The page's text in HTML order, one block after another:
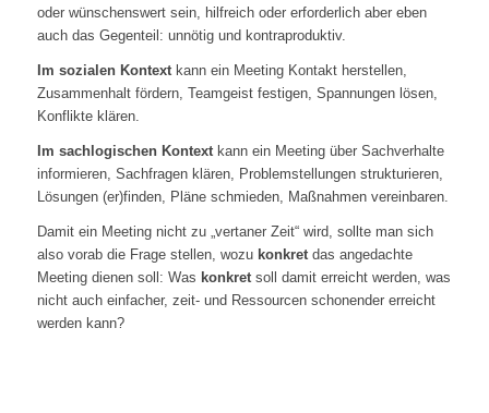
oder wünschenswert sein, hilfreich oder erforderlich aber eben
auch das Gegenteil: unnötig und kontraproduktiv.
Im sozialen Kontextkann ein Meeting Kontakt herstellen,
Zusammenhalt fördern, Teamgeist festigen, Spannungen lösen,
Konflikte klären.
Im sachlogischen Kontextkann ein Meeting über Sachverhalte
informieren, Sachfragen klären, Problemstellungen strukturieren,
Lösungen (er)finden, Pläne schmieden, Maßnahmen vereinbaren.
Damit ein Meeting nicht zu „vertaner Zeit“ wird, sollte man sich
also vorab die Frage stellen, wozu konkretdas angedachte
Meeting dienen soll: Was konkretsoll damit erreicht werden, was
nicht auch einfacher, zeit- und Ressourcen schonender erreicht
werden kann?